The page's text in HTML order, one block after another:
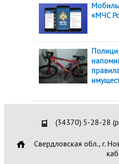
«МЧС
(34370) 5-28-28
Свердловская обл., г.